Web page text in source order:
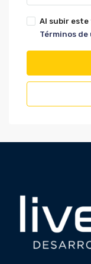
Al subir
Términos de